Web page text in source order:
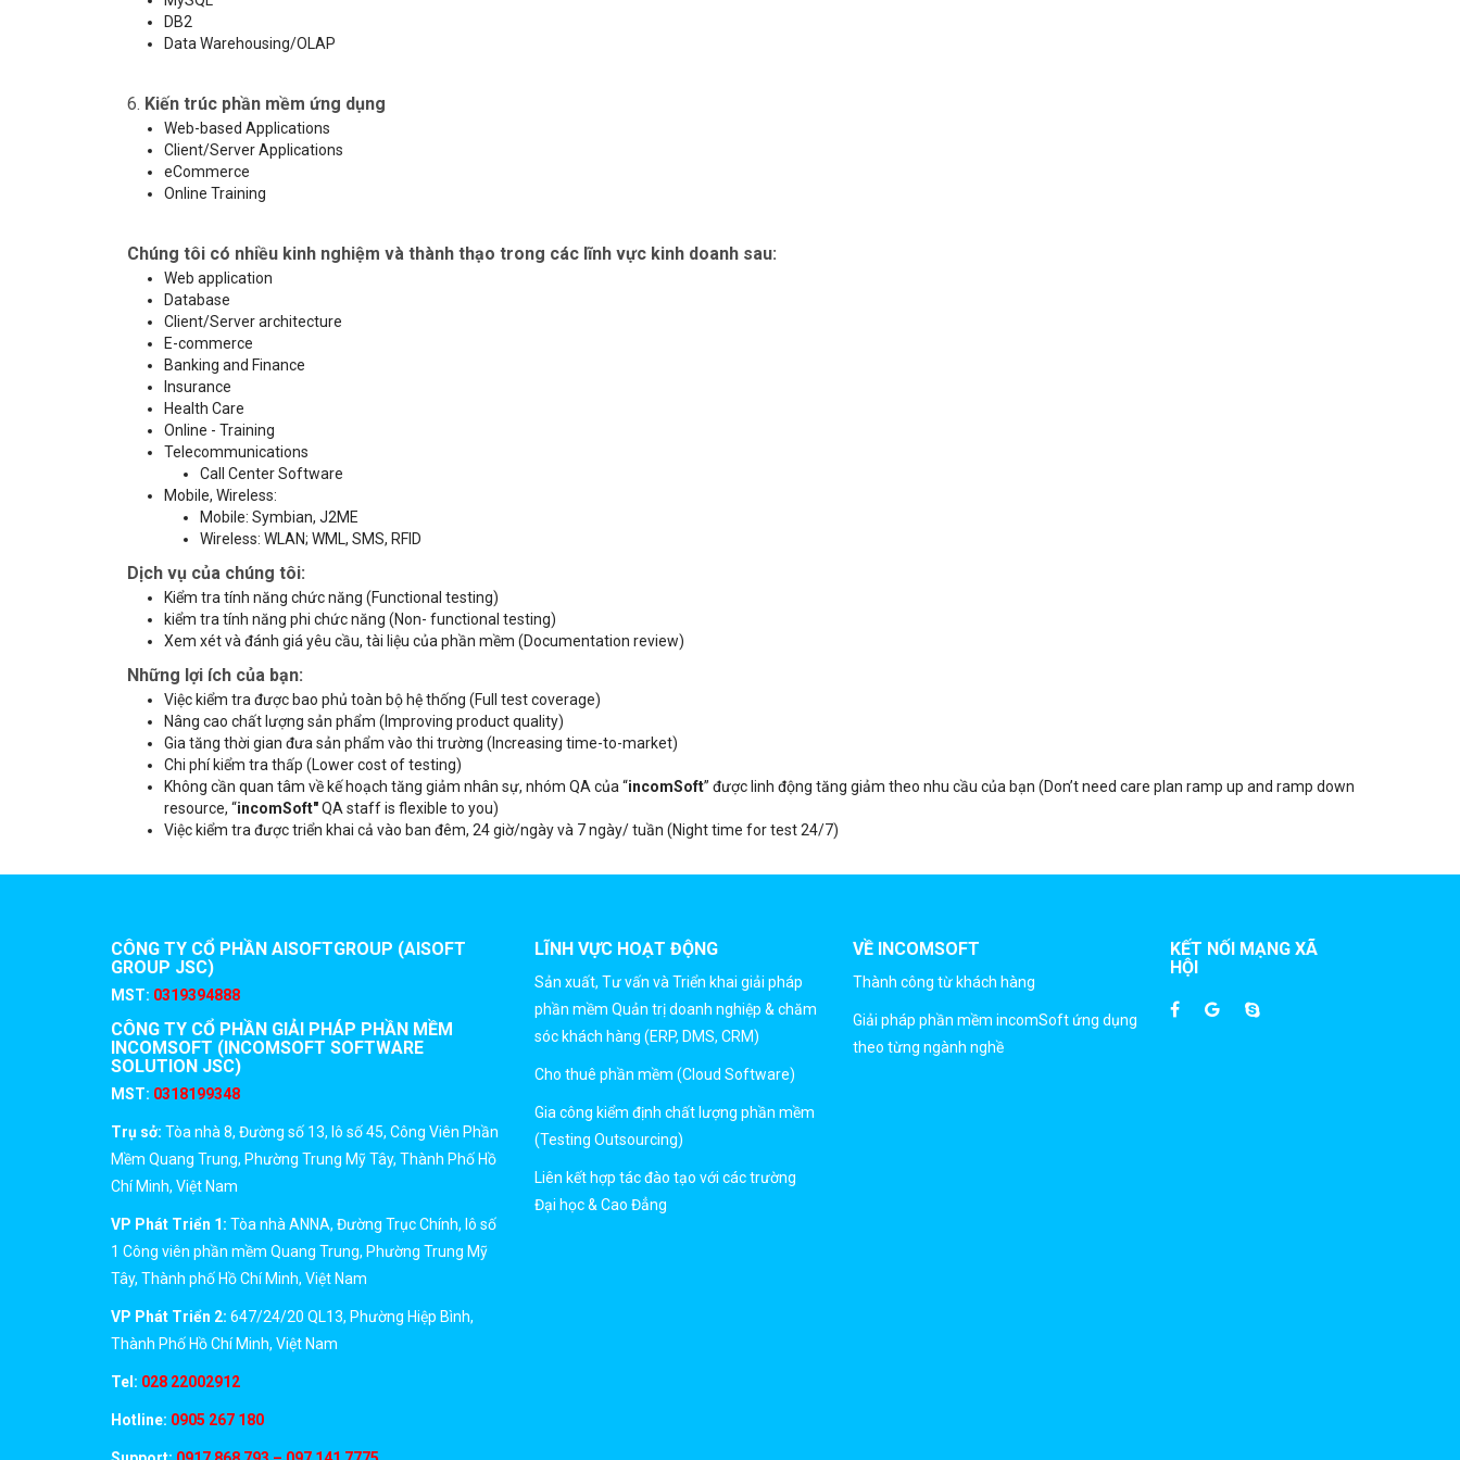
DB2
Data Warehousing/OLAP
6. Kiến trúc phần mềm ứng dụng
Web-based Applications
Client/Server Applications
eCommerce
Online Training
Chúng tôi có nhiều kinh nghiệm và thành thạo trong các lĩnh vực kinh doanh sau:
Web application
Database
Client/Server architecture
E-commerce
Banking and Finance
Insurance
Health Care
Online - Training
Telecommunications
Call Center Software
Mobile, Wireless:
Mobile: Symbian, J2ME
Wireless: WLAN; WML, SMS, RFID
Dịch vụ của chúng tôi:
Kiểm tra tính năng chức năng (Functional testing)
kiểm tra tính năng phi chức năng (Non- functional testing)
Xem xét và đánh giá yêu cầu, tài liệu của phần mềm (Documentation review)
Những lợi ích của bạn:
Việc kiểm tra được bao phủ toàn bộ hệ thống (Full test coverage)
Nâng cao chất lượng sản phẩm (Improving product quality)
Gia tăng thời gian đưa sản phẩm vào thi trường (Increasing time-to-market)
Chi phí kiểm tra thấp (Lower cost of testing)
Không cần quan tâm về kế hoạch tăng giảm nhân sự, nhóm QA của “incomSoft” được linh động tăng giảm theo nhu cầu của bạn (Don’t need care plan ramp up and ramp down
resource, “incomSoft"QA staff is flexible to you)
Việc kiểm tra được triển khai cả vào ban đêm, 24 giờ/ngày và 7 ngày/ tuần (Night time for test 24/7)
CÔNG TY CỔ PHẦN AISOFTGROUP (AISOFT
GROUP JSC)
MST: 0319394888
CÔNG TY CỔ PHẦN GIẢI PHÁP PHẦN MỀM
INCOMSOFT (INCOMSOFT SOFTWARE
SOLUTION JSC)
MST: 0318199348
Trụ sở: Tòa nhà 8, Đường số 13, lô số 45, Công Viên Phần
Mềm Quang Trung, Phường Trung Mỹ Tây, Thành Phố Hồ
Chí Minh, Việt Nam
VP Phát Triển 1: Tòa nhà ANNA, Đường Trục Chính, lô số
1 Công viên phần mềm Quang Trung, Phường Trung Mỹ
Tây, Thành phố Hồ Chí Minh, Việt Nam
VP Phát Triển 2: 647/24/20 QL13, Phường Hiệp Bình,
Thành Phố Hồ Chí Minh, Việt Nam
Tel: 028 22002912
Hotline: 0905 267 180
LĨNH VỰC HOẠT ĐỘNG
Sản xuất, Tư vấn và Triển khai giải pháp
phần mềm Quản trị doanh nghiệp & chăm
sóc khách hàng (ERP, DMS, CRM)
Cho thuê phần mềm (Cloud Software)
Gia công kiểm định chất lượng phần mềm
(Testing Outsourcing)
Liên kết hợp tác đào tạo với các trường
Đại học & Cao Đẳng
VỀ INCOMSOFT
Thành công từ khách hàng
Giải pháp phần mềm incomSoft ứng dụng
theo từng ngành nghề
KẾT NỐI MẠNG XÃ
HỘI